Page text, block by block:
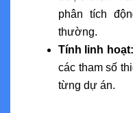
phân tích
thường.
Tính linh hoạt:
các tham số
từng dự án.